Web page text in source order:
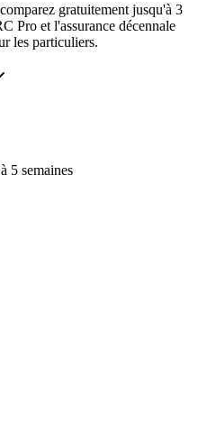
gratuitement jusqu'à 3
Pro et l'assurance décennale
les particuliers.
5 semaines